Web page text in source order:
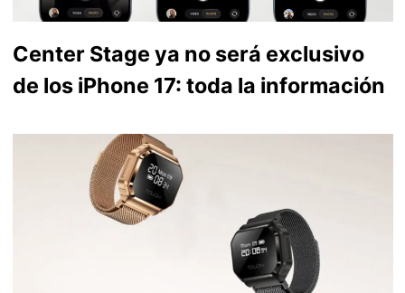
Center Stage ya no será exclusivo
de los iPhone 17: toda la información